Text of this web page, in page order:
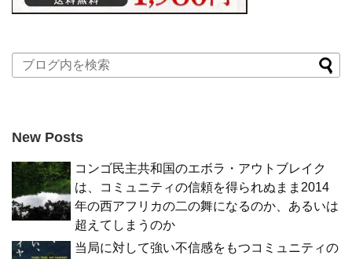
New Posts
コンゴ民主共和国のエボラ・アウトブレイク
は、コミュニティの信頼を得られぬまま2014
年の西アフリカの二の舞になるのか、あるいは
超えてしまうのか
当局に対して強い不信感をもつコミュニティの